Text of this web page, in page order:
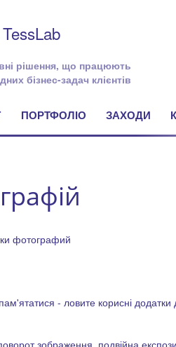
TessLab
рішення, що працюють
бізнес-задач клієнтів
ПОРТФОЛІО ЗАХОДИ
- ловите корисні